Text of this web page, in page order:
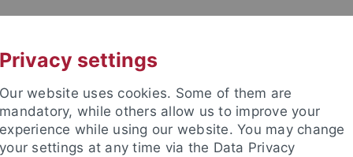
Privacy settings
Our website uses cookies. Some of them are
mandatory, while others allow us to improve your
experience while using our website. You may change
your settings at any time via the Data Privacy